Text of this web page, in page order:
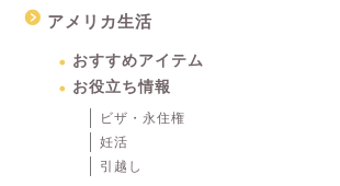
アメリカ生活
おすすめアイテム
お役立ち情報
ビザ・永住権
妊活
引越し